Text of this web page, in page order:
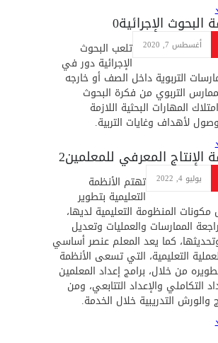
البحوث الإجرائية0
أغسطس 7, 2020 تلعب البحوث
الإجرائية دور في
التربوية داخل الصف أو خارجه
التربوي من فكرة البحوث
المهارات البحثية اللازمة
لأهداف وغايات التربية.
الإنتاج المعرفي للمعلمين2
يوليو 4, 2022 تهتم الأنظمة
التعليمية بتطوير
المنظومة التعليمية لديها،
الممارسات والعمليات وتعديل
كما يعد المعلم عنصر أساسي
التعليمية، التي تسعى الأنظمة
من خلال، برامج إعداد المعلمين
التكاملي والإعداد التتابعي، ومن
والورش التدريبية خلال الخدمة.